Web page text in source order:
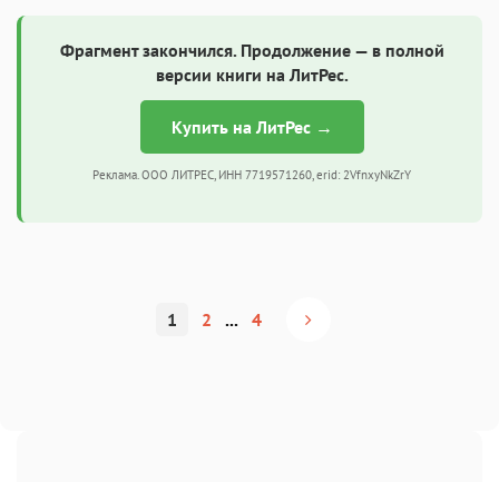
Фрагмент закончился. Продолжение — в полной
версии книги на ЛитРес.
Купить на ЛитРес →
Реклама. ООО ЛИТРЕС, ИНН 7719571260, erid: 2VfnxyNkZrY
1 2 ... 4